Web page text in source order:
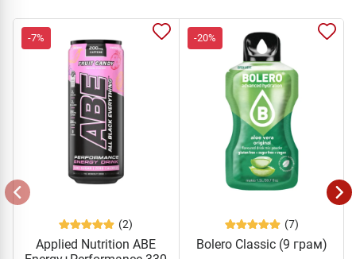
-7%
(2)
Applied Nutrition ABE
-20%
(7)
Bolero Classic (9 грам)